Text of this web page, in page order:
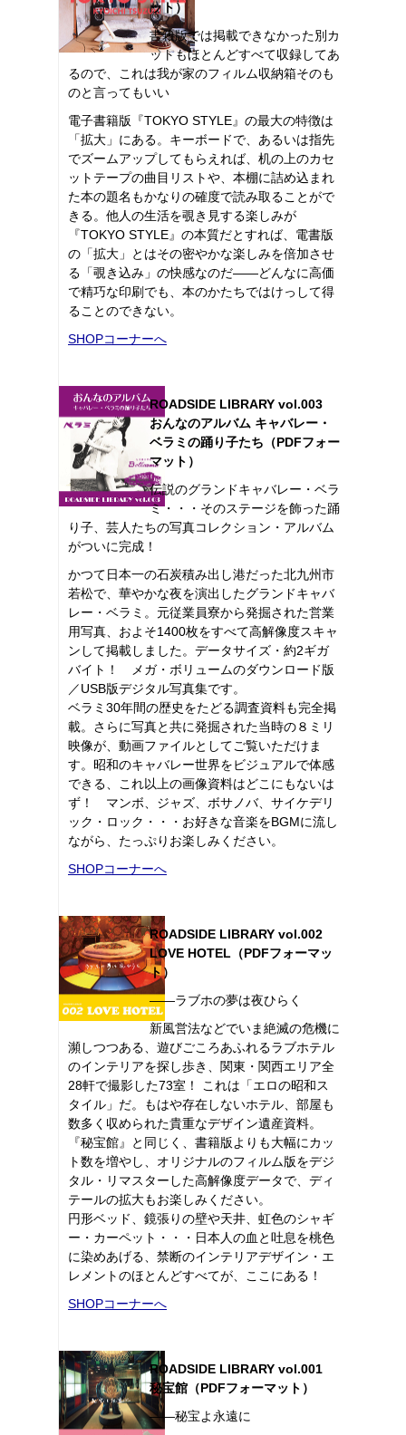
ット）
書籍版では掲載できなかった別カ
ットもほとんどすべて収録してあ
るので、これは我が家のフィルム収納箱そのも
のと言ってもいい
電子書籍版『TOKYO STYLE』の最大の特徴は
「拡大」にある。キーボードで、あるいは指先
でズームアップしてもらえれば、机の上のカセ
ットテープの曲目リストや、本棚に詰め込まれ
た本の題名もかなりの確度で読み取ることがで
きる。他人の生活を覗き見する楽しみが
『TOKYO STYLE』の本質だとすれば、電書版
の「拡大」とはその密やかな楽しみを倍加させ
る「覗き込み」の快感なのだ――どんなに高価
で精巧な印刷でも、本のかたちではけっして得
ることのできない。
SHOPコーナーへ
ROADSIDE LIBRARY vol.003
おんなのアルバム キャバレー・
ベラミの踊り子たち（PDFフォー
マット）
伝説のグランドキャバレー・ベラ
ミ・・・そのステージを飾った踊
り子、芸人たちの写真コレクション・アルバム
がついに完成！
かつて日本一の石炭積み出し港だった北九州市
若松で、華やかな夜を演出したグランドキャバ
レー・ベラミ。元従業員寮から発掘された営業
用写真、およそ1400枚をすべて高解像度スキャ
ンして掲載しました。データサイズ・約2ギガ
バイト！ メガ・ボリュームのダウンロード版
／USB版デジタル写真集です。
ベラミ30年間の歴史をたどる調査資料も完全掲
載。さらに写真と共に発掘された当時の８ミリ
映像が、動画ファイルとしてご覧いただけま
す。昭和のキャバレー世界をビジュアルで体感
できる、これ以上の画像資料はどこにもないは
ず！ マンボ、ジャズ、ボサノバ、サイケデリ
ック・ロック・・・お好きな音楽をBGMに流し
ながら、たっぷりお楽しみください。
SHOPコーナーへ
ROADSIDE LIBRARY vol.002
LOVE HOTEL（PDFフォーマッ
ト）
――ラブホの夢は夜ひらく
新風営法などでいま絶滅の危機に
瀕しつつある、遊びごころあふれるラブホテル
のインテリアを探し歩き、関東・関西エリア全
28軒で撮影した73室！ これは「エロの昭和ス
タイル」だ。もはや存在しないホテル、部屋も
数多く収められた貴重なデザイン遺産資料。
『秘宝館』と同じく、書籍版よりも大幅にカッ
ト数を増やし、オリジナルのフィルム版をデジ
タル・リマスターした高解像度データで、ディ
テールの拡大もお楽しみください。
円形ベッド、鏡張りの壁や天井、虹色のシャギ
ー・カーペット・・・日本人の血と吐息を桃色
に染めあげる、禁断のインテリアデザイン・エ
レメントのほとんどすべてが、ここにある！
SHOPコーナーへ
ROADSIDE LIBRARY vol.001
秘宝館（PDFフォーマット）
――秘宝よ永遠に